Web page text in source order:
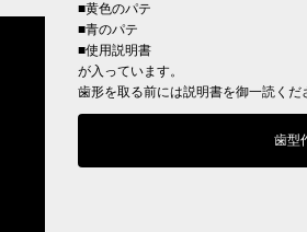
■黄色のパテ
■青のパテ
■使用説明書
が入っています。
歯形を取る前には説明書を御一読くだ
歯型